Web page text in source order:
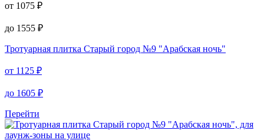
от 1075 ₽
до 1555 ₽
Тротуарная плитка Старый город №9 "Арабская ночь"
от 1125 ₽
до 1605 ₽
Перейти